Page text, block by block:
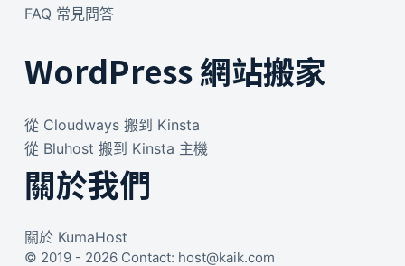
FAQ 常見問答
WordPress 網站搬家
從 Cloudways 搬到 Kinsta
從 Bluhost 搬到 Kinsta 主機
關於我們
關於 KumaHost
© 2019 - 2026 Contact: host@kaik.com